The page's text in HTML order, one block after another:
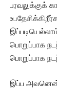
பரவலுக்குக்
பொறுப்பாக
பொறுப்பாக
இப்ப அவனென்ன